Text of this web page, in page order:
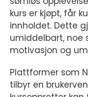
kurs er kjøpt, får
innholdet. Dette
umiddelbart, noe
motivasjon og
Plattformer som
tilbyr en